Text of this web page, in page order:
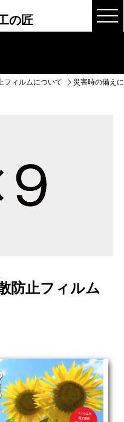
の匠
フィルムについて 災害時の備え
防止フィルム